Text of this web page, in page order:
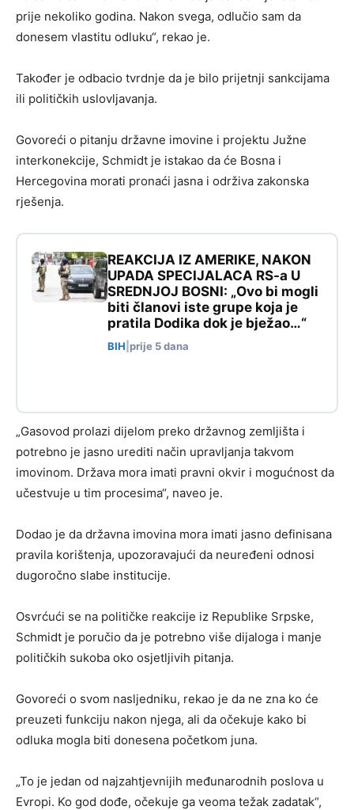
prije nekoliko godina. Nakon svega, odlučio sam da
donesem vlastitu odluku“, rekao je.
Također je odbacio tvrdnje da je bilo prijetnji sankcijama
ili političkih uslovljavanja.
Govoreći o pitanju državne imovine i projektu Južne
interkonekcije, Schmidt je istakao da će Bosna i
Hercegovina morati pronaći jasna i održiva zakonska
rješenja.
REAKCIJA IZ AMERIKE, NAKON
UPADA SPECIJALACA RS-a U
SREDNJOJ BOSNI: „Ovo bi mogli
biti članovi iste grupe koja je
pratila Dodika dok je bježao…“
BIH prije 5 dana
„Gasovod prolazi dijelom preko državnog zemljišta i
potrebno je jasno urediti način upravljanja takvom
imovinom. Država mora imati pravni okvir i mogućnost da
učestvuje u tim procesima“, naveo je.
Dodao je da državna imovina mora imati jasno definisana
pravila korištenja, upozoravajući da neuređeni odnosi
dugoročno slabe institucije.
Osvrćući se na političke reakcije iz Republike Srpske,
Schmidt je poručio da je potrebno više dijaloga i manje
političkih sukoba oko osjetljivih pitanja.
Govoreći o svom nasljedniku, rekao je da ne zna ko će
preuzeti funkciju nakon njega, ali da očekuje kako bi
odluka mogla biti donesena početkom juna.
„To je jedan od najzahtjevnijih međunarodnih poslova u
Evropi. Ko god dođe, očekuje ga veoma težak zadatak“,